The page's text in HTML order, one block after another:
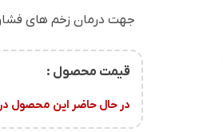
و پروتز باسن
سینه آقایان
گن لیپوماتیک شکم
گن لیپوماتیک بازو
جهت درمان زخم های فشاری درجه 1 تا 4 ، زخم های ترومایی و .. مورد
قیمت محصول :
در حال حاضر این محصول